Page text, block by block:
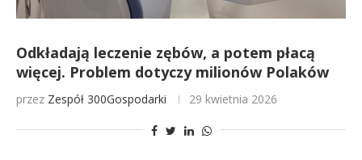
Odkładają leczenie zębów, a potem płacą
więcej. Problem dotyczy milionów Polaków
przez Zespół 300Gospodarki 29 kwietnia 2026